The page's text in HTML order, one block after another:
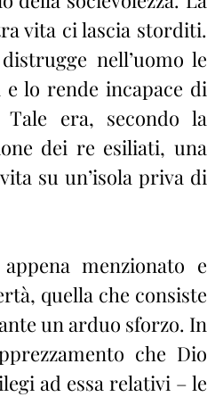
vita ci lascia storditi.
nell’uomo le
lo rende incapace di
era, secondo la
dei re esiliati, una
su un’isola priva di
menzionato e
quella che consiste
un arduo sforzo. In
che Dio
ad essa relativi – le